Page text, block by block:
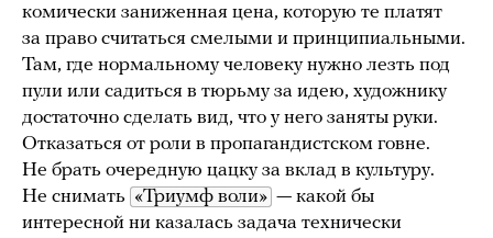
комически заниженная цена, которую те платят
за право считаться смелыми и принципиальными.
Там, где нормальному человеку нужно лезть под
пули или садиться в тюрьму за идею, художнику
достаточно сделать вид, что у него заняты руки.
Отказаться от роли в пропагандистском говне.
Не брать очередную цацку за вклад в культуру.
Не снимать «Триумф воли» — какой бы
интересной ни казалась задача технически